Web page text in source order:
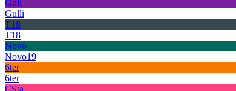
Gull
Gulli
T18
T18
Novo
Novo19
6ter
6ter